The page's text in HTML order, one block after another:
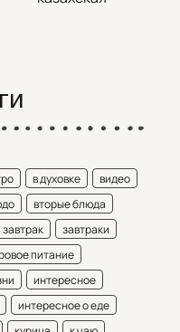
в духовке
видео
вторые блюда
завтрак
завтраки
питание
интересное
интересное о еде